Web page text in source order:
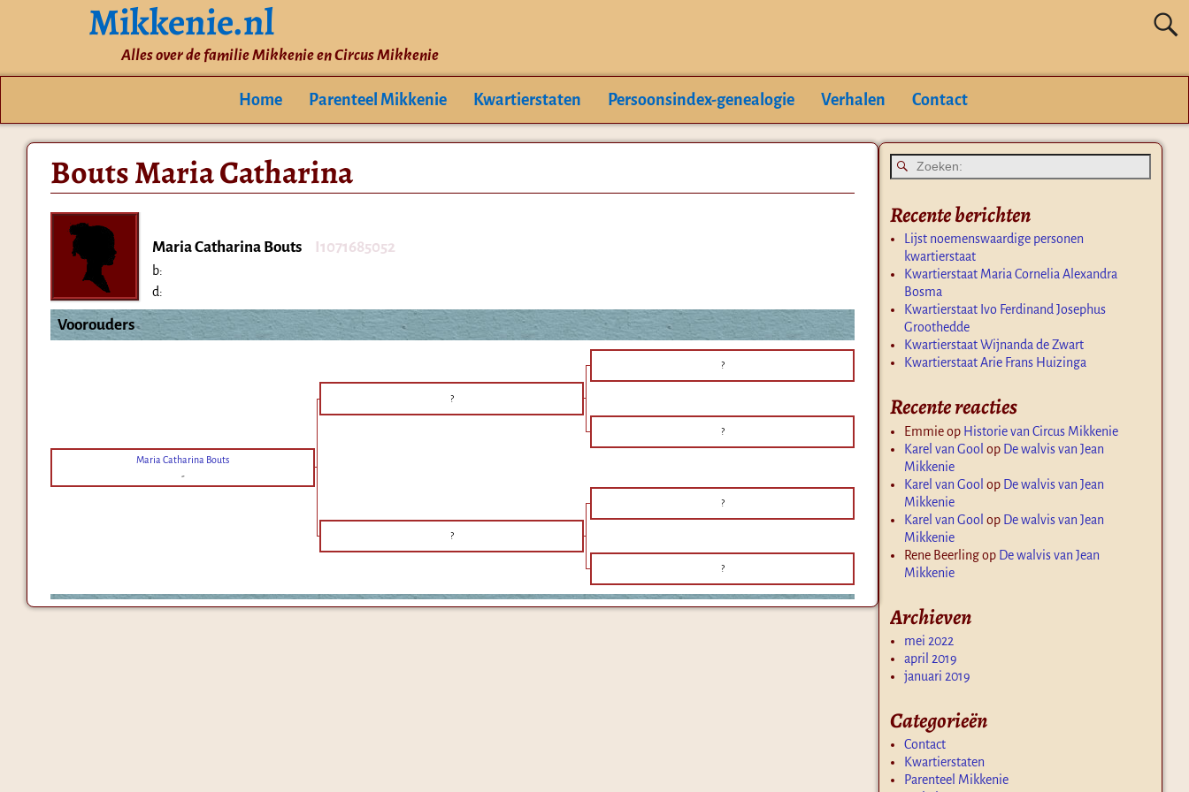
Mikkenie.nl
Alles over de familie Mikkenie en Circus Mikkenie
Home Parenteel Mikkenie Kwartierstaten Persoonsindex-genealogie Verhalen Contact
Bouts Maria Catharina
Maria Catharina Bouts I1071685052
b:
d:
Voorouders
?
?
?
Maria Catharina Bouts
-
?
?
?
Recente berichten
Lijst noemenswaardige personen
kwartierstaat
Kwartierstaat Maria Cornelia Alexandra
Bosma
Kwartierstaat Ivo Ferdinand Josephus
Groothedde
Kwartierstaat Wijnanda de Zwart
Kwartierstaat Arie Frans Huizinga
Recente reacties
Emmieop Historie van Circus Mikkenie
Karel van Gool op De walvis van Jean
Mikkenie
Karel van Gool op De walvis van Jean
Mikkenie
Karel van Gool op De walvis van Jean
Mikkenie
Rene Beerlingop De walvis van Jean
Mikkenie
Archieven
mei 2022
april 2019
januari 2019
Categorieën
Contact
Kwartierstaten
Parenteel Mikkenie